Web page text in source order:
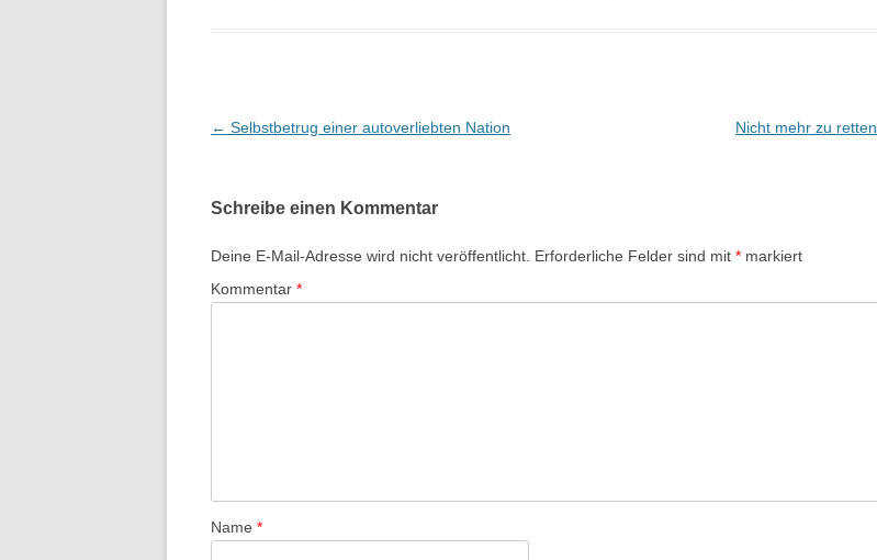
Beitragsnavigation
← Selbstbetrug einer autoverliebten Nation Nicht mehr zu retten
Schreibe einen Kommentar
Deine E-Mail-Adresse wird nicht veröffentlicht. Erforderliche Felder sind mit * markiert
Kommentar *
Name *